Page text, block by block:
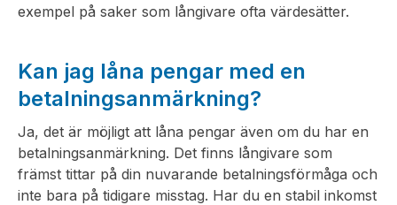
exempel på saker som långivare ofta värdesätter.
Kan jag låna pengar med en
betalningsanmärkning?
Ja, det är möjligt att låna pengar även om du har en
betalningsanmärkning. Det finns långivare som
främst tittar på din nuvarande betalningsförmåga och
inte bara på tidigare misstag. Har du en stabil inkomst